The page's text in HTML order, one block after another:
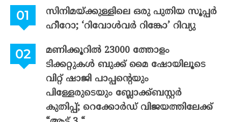
സിനിമയ്ക്കുള്ളിലെ ഒരു പുതിയ സൂപ്പർ
ഹീറോ; ‘റിവോൾവർ റിങ്കോ’ റിവ്യു
മണിക്കൂറിൽ 23000 ത്തോളം
ടിക്കറ്റുകൾ ബുക്ക് മൈ ഷോയിലൂടെ
വിറ്റ് ഷാജി പാപ്പന്റെയും
പിള്ളേരുടെയും ബ്ലോക്ക്ബസ്റ്റർ
കുതിപ്പ്; റെക്കോർഡ് വിജയത്തിലേക്ക്